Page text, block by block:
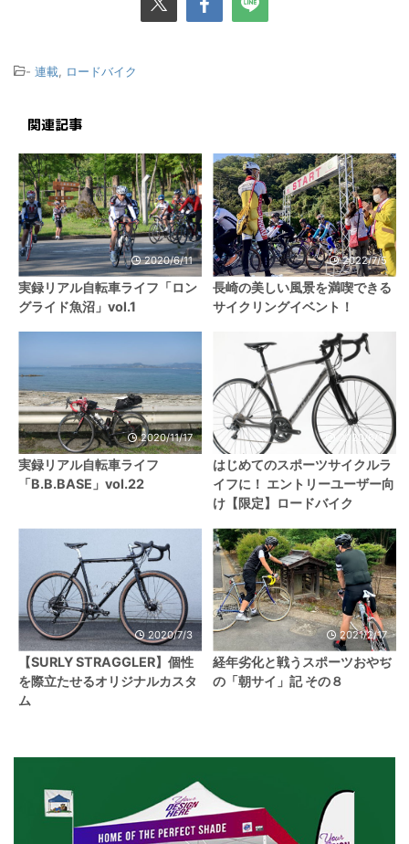
- 連載 ロードバイク
関連記事
2020/6/11
実録リアル自転車ライフ「ロン
グライド魚沼」vol.1
2022/7/5
長崎の美しい風景を満喫できる
サイクリングイベント！
2020/11/17
実録リアル自転車ライフ
「B.B.BASE」vol.22
2020/6/11
はじめてのスポーツサイクルラ
イフに！ エントリーユーザー向
け【限定】ロードバイク
2020/7/3
【SURLY STRAGGLER】個性
を際立たせるオリジナルカスタ
ム
2021/2/17
経年劣化と戦うスポーツおやぢ
の「朝サイ」記 その８